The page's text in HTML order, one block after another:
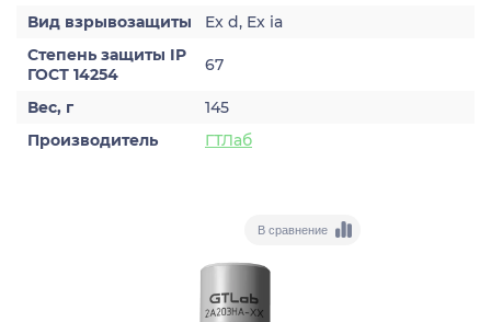
Вид взрывозащиты
Ex d, Ex ia
Степень защиты IP
ГОСТ 14254
67
Вес, г
145
Производитель
ГТЛаб
В сравнение